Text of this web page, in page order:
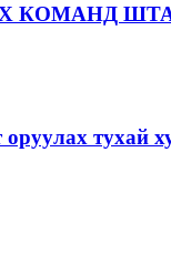
КОМАНД
тухай